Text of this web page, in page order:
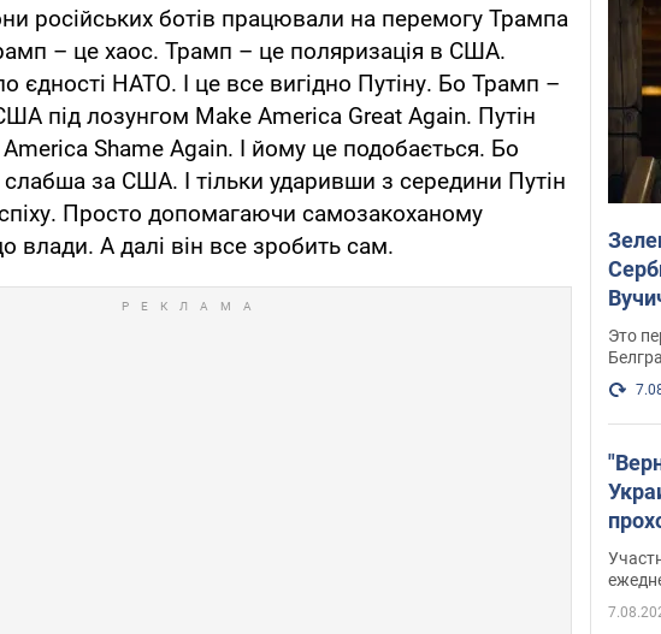
російських ботів працювали на перемогу Трампа
– це хаос. Трамп – це поляризація в США.
єдності НАТО. І це все вигідно Путіну. Бо Трамп –
під лозунгом Make America Great Again. Путін
Shame Again. І йому це подобається. Бо
за США. І тільки ударивши з середини Путін
Просто допомагаючи самозакоханому
влади. А далі він все зробить сам.
Это